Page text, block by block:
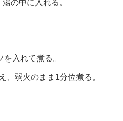
の中に入れる。
入れて煮る。
弱火のまま1分位煮る。